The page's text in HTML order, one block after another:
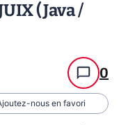
(Java /
0
nous en favori